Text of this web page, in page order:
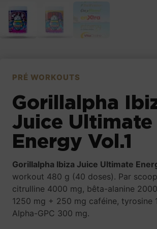
PRÉ WORKOUTS
Gorillalpha
Juice Ultimate
Energy Vol.1
Gorillalpha Ibiza Juice Ultimate
workout 480 g (40 doses). Par
citrulline 4000 mg, bêta-alanine
1250 mg + 250 mg caféine, tyrosine
Alpha-GPC 300 mg.